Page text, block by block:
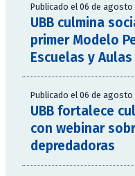
Publicado el 06 de agosto
UBB culmina
primer Modelo
Escuelas y
Publicado el 06 de agosto
UBB fortalece
con webinar
depredadoras